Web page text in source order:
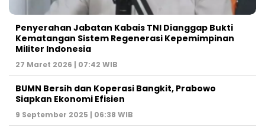
Penyerahan Jabatan Kabais TNI Dianggap Bukti
Kematangan Sistem Regenerasi Kepemimpinan
Militer Indonesia
27 Maret 2026 | 07:42 WIB
BUMN Bersih dan Koperasi Bangkit, Prabowo
Siapkan Ekonomi Efisien
9 September 2025 | 06:38 WIB